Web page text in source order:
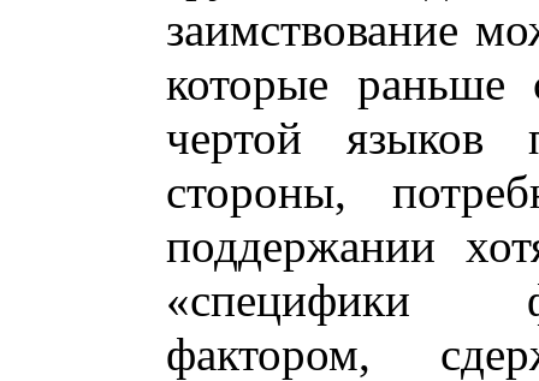
заимствование
которые раньше
чертой
стороны,
поддержании
«специфики
фактором,